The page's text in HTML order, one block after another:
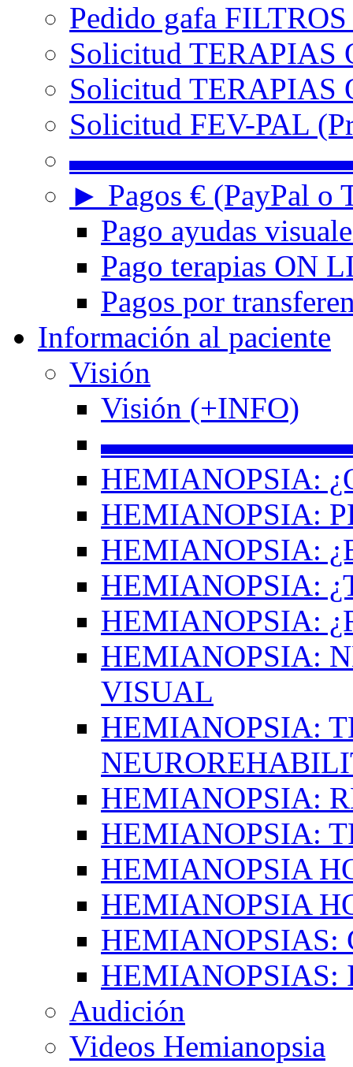
Pedido gafa
Solicitud TERAPIAS
Solicitud TERAPIAS
Solicitud FEV-PAL
► Pagos € (PayPal o
Pago ayudas
Pago terapias ON
Pagos por
Información al paciente
Visión
Visión (+INFO)
HEMIANOPSIA:
HEMIANOPSIA:
HEMIANOPSIA:
HEMIANOPSIA:
HEMIANOPSIA:
HEMIANOPSIA:
VISUAL
HEMIANOPSIA:
HEMIANOPSIA:
HEMIANOPSIA:
HEMIANOPSIA
HEMIANOPSIA
HEMIANOPSIAS:
HEMIANOPSIAS:
Audición
Videos Hemianopsia